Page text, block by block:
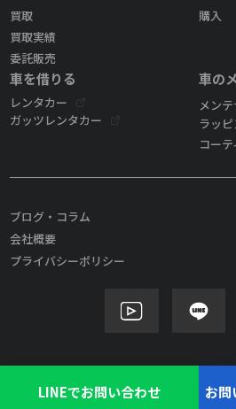
LINEでお問い合わせ お問
買取
買取実績
委託販売
購入
車を借りる
レンタカー
ガッツレンタカー
車の
メン
ラッ
コー
ブログ・コラム
会社概要
プライバシーポリシー